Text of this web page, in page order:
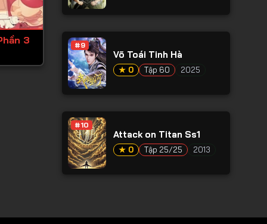
3 #9
Võ Toái Tinh Hà
★ 0 Tập 60 2025
#10
Attack on Titan Ss1
★ 0 Tập 25/25 2013